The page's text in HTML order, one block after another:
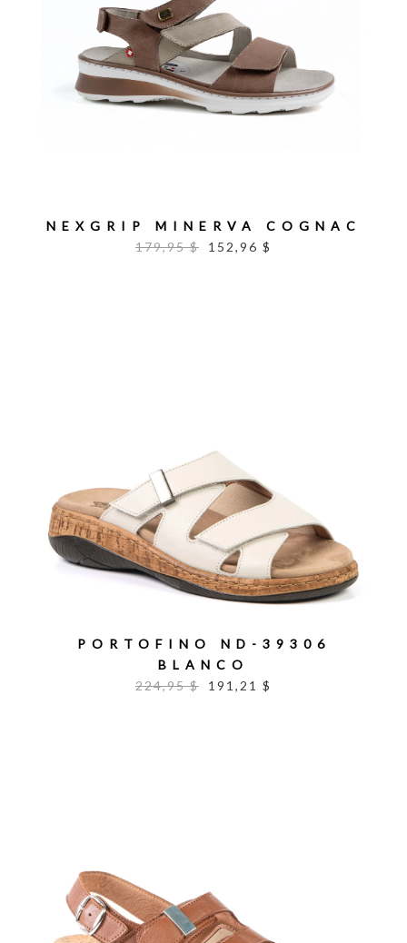
NEXGRIP MINERVA COGNAC
179,95 $
152,96 $
PORTOFINO ND-39306
BLANCO
224,95 $
191,21 $